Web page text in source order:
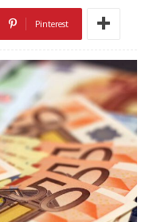
Pinterest